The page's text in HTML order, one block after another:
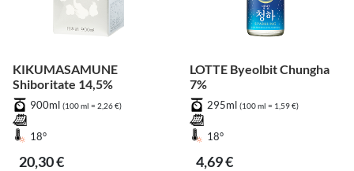
KIKUMASAMUNE
Shiboritate 14,5%
900ml (100 ml = 2,26 €)
18°
20,30 €
LOTTE Byeolbit Chungha
7%
295ml (100 ml = 1,59 €)
18°
4,69 €